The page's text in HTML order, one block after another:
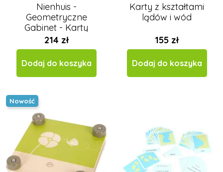
Nienhuis -
Geometryczne
Gabinet - Karty
Nomenklatura
214 zł
Dodaj do koszyka
Karty z kształtami
lądów i wód
155 zł
Dodaj do koszyka
Nowość